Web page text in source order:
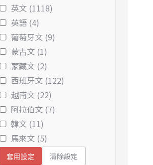
英文 (1118)
英語 (4)
葡萄牙文 (9)
蒙古文 (1)
蒙藏文 (2)
西班牙文 (122)
越南文 (22)
阿拉伯文 (7)
韓文 (11)
馬來文 (5)
套用設定 清除設定